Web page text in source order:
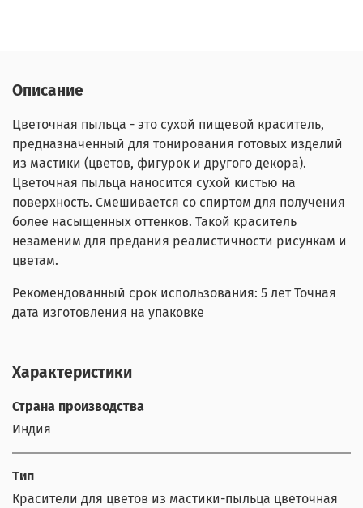
Описание
Цветочная пыльца - это сухой пищевой краситель,
предназначенный для тонирования готовых изделий
из мастики (цветов, фигурок и другого декора).
Цветочная пыльца наносится сухой кистью на
поверхность. Смешивается со спиртом для получения
более насыщенных оттенков. Такой краситель
незаменим для предания реалистичности рисункам и
цветам.
Рекомендованный срок использования: 5 лет Точная
дата изготовления на упаковке
Характеристики
Страна производства
Индия
Тип
Красители для цветов из мастики-пыльца цветочная